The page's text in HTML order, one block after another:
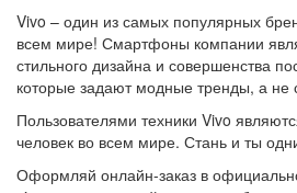
Vivo – один из самых популярных
всем мире! Смартфоны компании
стильного дизайна и совершенства
которые задают модные тренды, а не
Пользователями техники Vivo
человек во всем мире. Стань и ты
Оформляй онлайн-заказ в